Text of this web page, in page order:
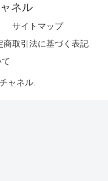
ネル
サイトマップ
商取引法に基づく表記
ャネル.